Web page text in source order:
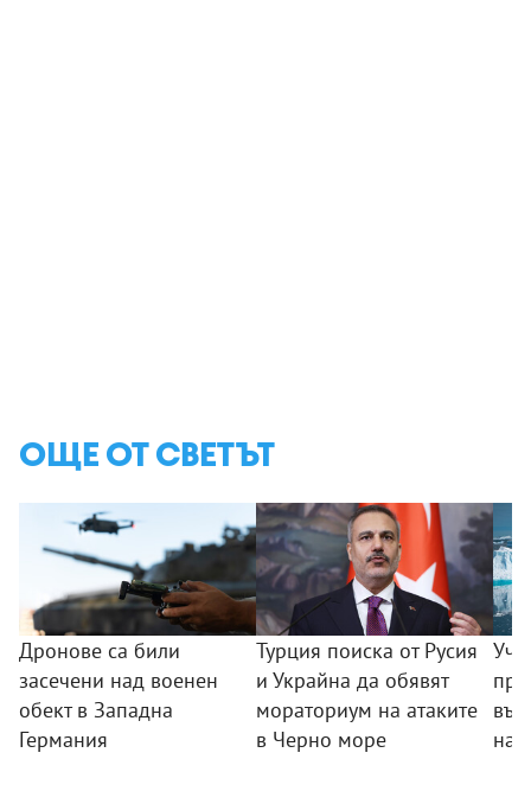
ОЩЕ ОТ СВЕТЪТ
Дронове са били
засечени над военен
обект в Западна
Германия
Турция поиска от Русия
и Украйна да обявят
мораториум на атаките
в Черно море
на